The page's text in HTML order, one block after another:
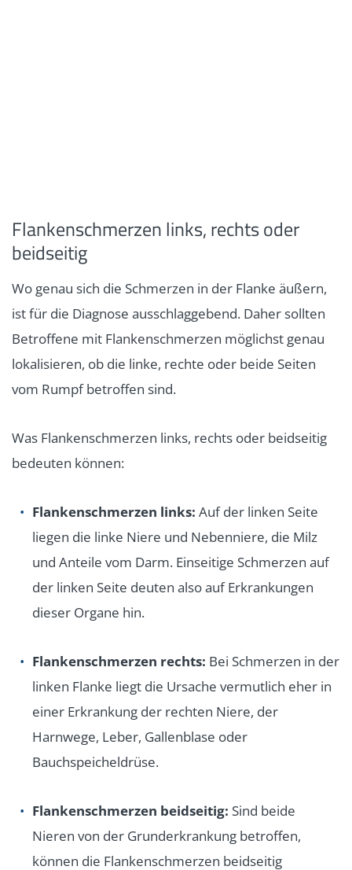
Flankenschmerzen links, rechts oder
beidseitig
Wo genau sich die Schmerzen in der Flanke äußern,
ist für die Diagnose ausschlaggebend. Daher sollten
Betroffene mit Flankenschmerzen möglichst genau
lokalisieren, ob die linke, rechte oder beide Seiten
vom Rumpf betroffen sind.
Was Flankenschmerzen links, rechts oder beidseitig
bedeuten können:
Flankenschmerzen links: Auf der linken Seite
liegen die linke Niere und Nebenniere, die Milz
und Anteile vom Darm. Einseitige Schmerzen auf
der linken Seite deuten also auf Erkrankungen
dieser Organe hin.
Flankenschmerzen rechts: Bei Schmerzen in der
linken Flanke liegt die Ursache vermutlich eher in
einer Erkrankung der rechten Niere, der
Harnwege, Leber, Gallenblase oder
Bauchspeicheldrüse.
Flankenschmerzen beidseitig: Sind beide
Nieren von der Grunderkrankung betroffen,
können die Flankenschmerzen beidseitig